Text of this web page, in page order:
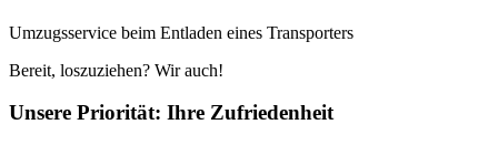
Umzugsservice beim Entladen eines Transporters
Bereit, loszuziehen? Wir auch!
Unsere Priorität: Ihre Zufriedenheit